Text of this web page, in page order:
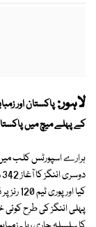
لاہور:پاکستان اور
کے پہلے میچ میں پاکستانی
ہرارے اسپورٹس کلب
کیا
پہلی اننگز کی طرح کوئی